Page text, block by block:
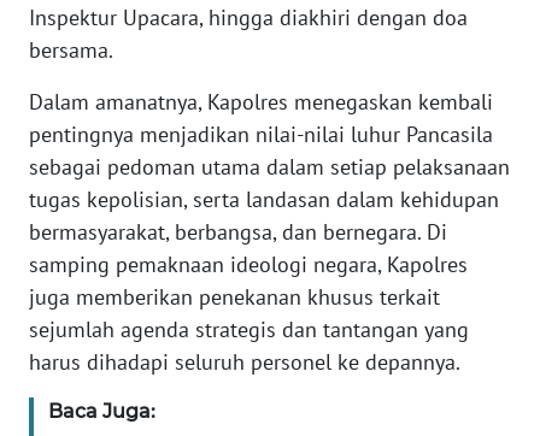
Inspektur Upacara, hingga diakhiri dengan doa
bersama.
Dalam amanatnya, Kapolres menegaskan kembali
pentingnya menjadikan nilai-nilai luhur Pancasila
sebagai pedoman utama dalam setiap pelaksanaan
tugas kepolisian, serta landasan dalam kehidupan
bermasyarakat, berbangsa, dan bernegara. Di
samping pemaknaan ideologi negara, Kapolres
juga memberikan penekanan khusus terkait
sejumlah agenda strategis dan tantangan yang
harus dihadapi seluruh personel ke depannya.
Baca Juga:
RIAU
WN
SERAMBI
WN
JAMBI
WN
SULTRA
NTB